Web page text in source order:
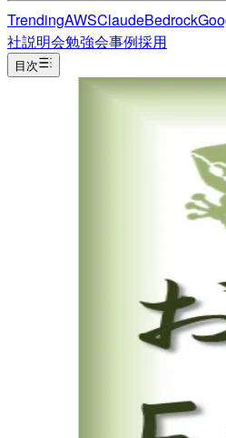
TrendingAWSClaudeBedrock
社説明会勉強会事例採用
目次